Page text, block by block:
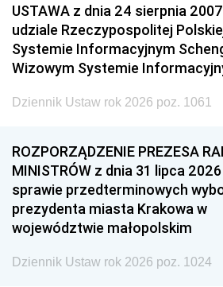
USTAWA z dnia 24 sierpnia
udziale Rzeczypospolitej
Systemie Informacyjnym
Wizowym Systemie
Dziennik Ustaw rok 2026 poz. 1061
ROZPORZĄDZENIE PREZESA
MINISTRÓW z dnia 31 lipca 2026
sprawie przedterminowych
prezydenta miasta Krakowa w
województwie małopolskim
Dziennik Ustaw rok 2026 poz. 1024